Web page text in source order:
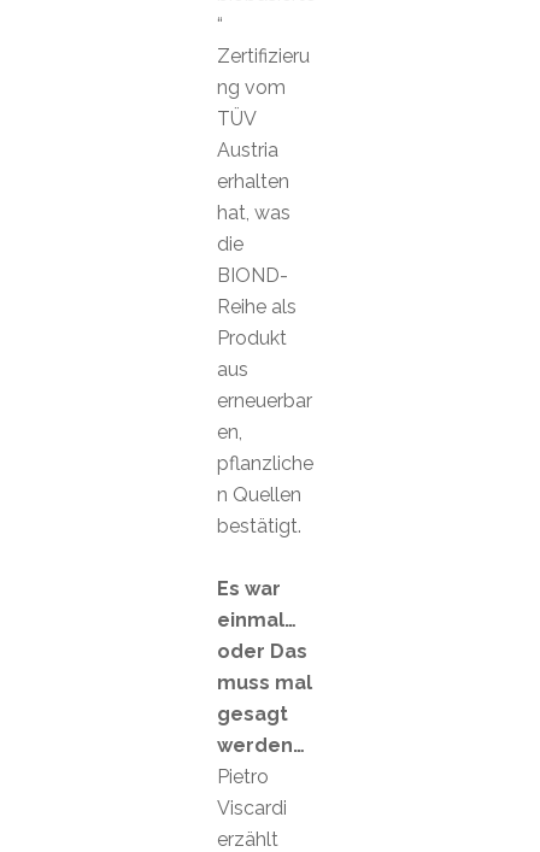
“
Zertifizieru
ng vom
TÜV
Austria
erhalten
hat, was
die
BIOND-
Reihe als
Produkt
aus
erneuerbar
en,
pflanzliche
n Quellen
bestätigt.
Es war
einmal…
oder Das
muss mal
gesagt
werden…
Pietro
Viscardi
erzählt